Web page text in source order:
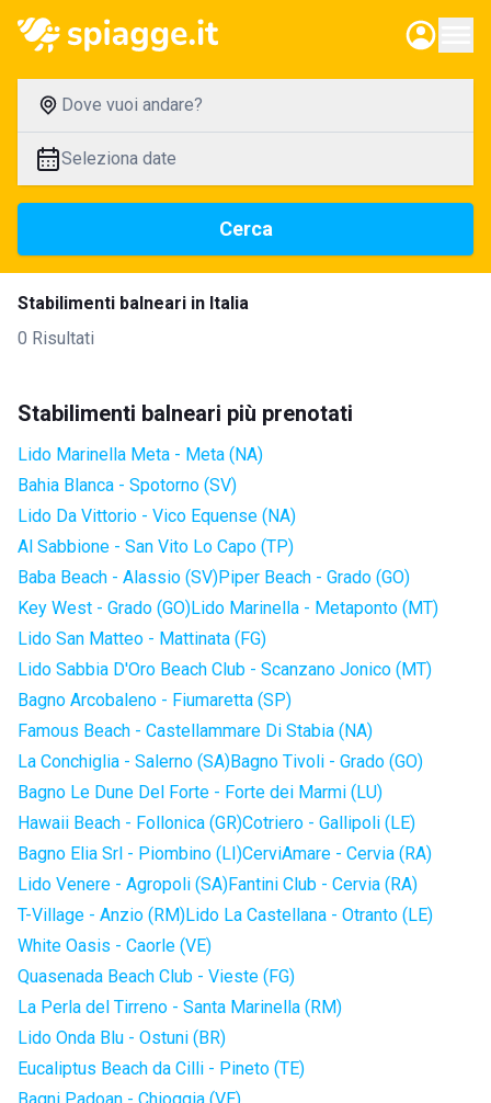
Dove vuoi andare?
Seleziona date
Cerca
Stabilimenti balneari in Italia
0 Risultati
Stabilimenti balneari più prenotati
Lido Marinella Meta - Meta (NA)
Bahia Blanca - Spotorno (SV)
Lido Da Vittorio - Vico Equense (NA)
Al Sabbione - San Vito Lo Capo (TP)
Baba Beach - Alassio (SV)Piper Beach - Grado (GO)
Key West - Grado (GO)Lido Marinella - Metaponto (MT)
Lido San Matteo - Mattinata (FG)
Lido Sabbia D'Oro Beach Club - Scanzano Jonico (MT)
Bagno Arcobaleno - Fiumaretta (SP)
Famous Beach - Castellammare Di Stabia (NA)
La Conchiglia - Salerno (SA)Bagno Tivoli - Grado (GO)
Bagno Le Dune Del Forte - Forte dei Marmi (LU)
Hawaii Beach - Follonica (GR)Cotriero - Gallipoli (LE)
Bagno Elia Srl - Piombino (LI)CerviAmare - Cervia (RA)
Lido Venere - Agropoli (SA)Fantini Club - Cervia (RA)
T-Village - Anzio (RM)Lido La Castellana - Otranto (LE)
White Oasis - Caorle (VE)
Quasenada Beach Club - Vieste (FG)
La Perla del Tirreno - Santa Marinella (RM)
Lido Onda Blu - Ostuni (BR)
Eucaliptus Beach da Cilli - Pineto (TE)